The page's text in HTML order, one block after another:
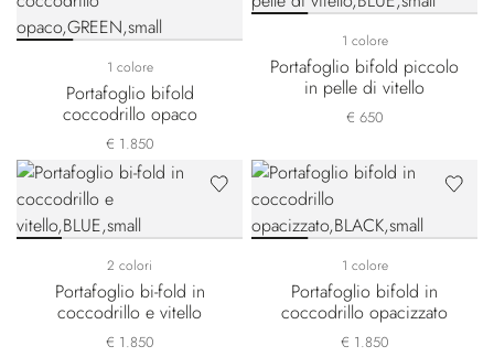
1 colore
Portafoglio bifold
coccodrillo opaco
€ 1.850
1 colore
Portafoglio bifold piccolo
in pelle di vitello
€ 650
2 colori
Portafoglio bi-fold in
coccodrillo e vitello
€ 1.850
1 colore
Portafoglio bifold in
coccodrillo opacizzato
€ 1.850